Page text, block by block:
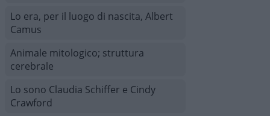
Lo era, per il luogo di nascita, Albert
Camus
Animale mitologico; struttura
cerebrale
Lo sono Claudia Schiffer e Cindy
Crawford